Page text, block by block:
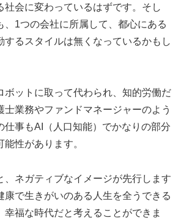
社会に変わっているはずです。そし
、1つの会社に所属して、都心にある
するスタイルは無くなっているかもし
ボットに取って代わられ、知的労働だ
士業務やファンドマネージャーのよう
仕事もAI（人口知能）でかなりの部分
性があります。
、ネガティブなイメージが先行します
康で生きがいのある人生を全うできる
幸福な時代だと考えることができま